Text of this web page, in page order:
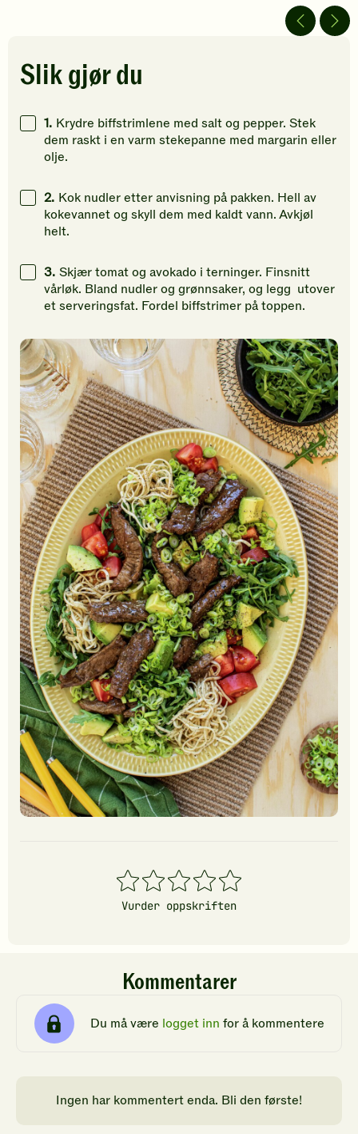
Klikk
for
gi
din
vurdering.
din
vurdering.
Bli
denne
Slik gjør du
1. Krydre biffstrimlene med salt og pepper. Stek
dem raskt i en varm stekepanne med margarin eller
olje.
2. Kok nudler etter anvisning på pakken. Hell av
kokevannet og skyll dem med kaldt vann. Avkjøl
helt.
3. Skjær tomat og avokado i terninger. Finsnitt
vårløk. Bland nudler og grønnsaker, og legg utover
et serveringsfat. Fordel biffstrimer på toppen.
1
stjerner
2
stjerner
3
stjerner
4
stjerner
5
stjerner
Vurder oppskriften
Kommentarer
Du må være logget inn for å kommentere
Ingen har kommentert enda. Bli den første!